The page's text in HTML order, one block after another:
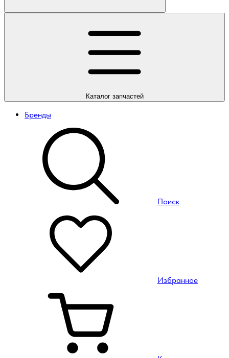
Каталогзапчастей
Бренды
Поиск
Избранное